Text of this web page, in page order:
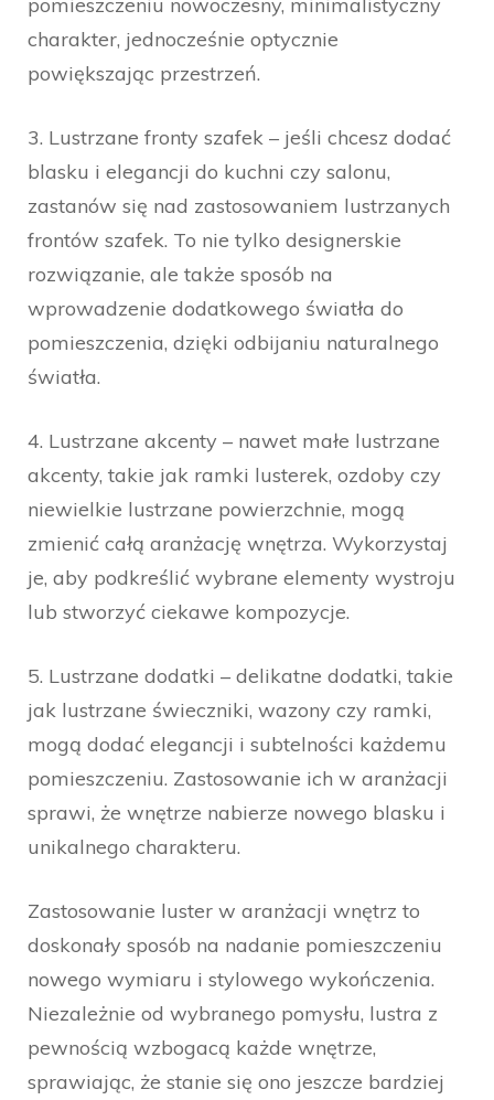
charakter, jednocześnie optycznie
powiększając przestrzeń.
3. Lustrzane fronty szafek – jeśli chcesz dodać
blasku i elegancji do kuchni czy salonu,
zastanów się nad zastosowaniem lustrzanych
frontów szafek. To nie tylko designerskie
rozwiązanie, ale także sposób na
wprowadzenie dodatkowego światła do
pomieszczenia, dzięki odbijaniu naturalnego
światła.
4. Lustrzane akcenty – nawet małe lustrzane
akcenty, takie jak ramki lusterek, ozdoby czy
niewielkie lustrzane powierzchnie, mogą
zmienić całą aranżację wnętrza. Wykorzystaj
je, aby podkreślić wybrane elementy wystroju
lub stworzyć ciekawe kompozycje.
5. Lustrzane dodatki – delikatne dodatki, takie
jak lustrzane świeczniki, wazony czy ramki,
mogą dodać elegancji i subtelności każdemu
pomieszczeniu. Zastosowanie ich w aranżacji
sprawi, że wnętrze nabierze nowego blasku i
unikalnego charakteru.
Zastosowanie luster w aranżacji wnętrz to
doskonały sposób na nadanie pomieszczeniu
nowego wymiaru i stylowego wykończenia.
Niezależnie od wybranego pomysłu, lustra z
pewnością wzbogacą każde wnętrze,
sprawiając, że stanie się ono jeszcze bardziej